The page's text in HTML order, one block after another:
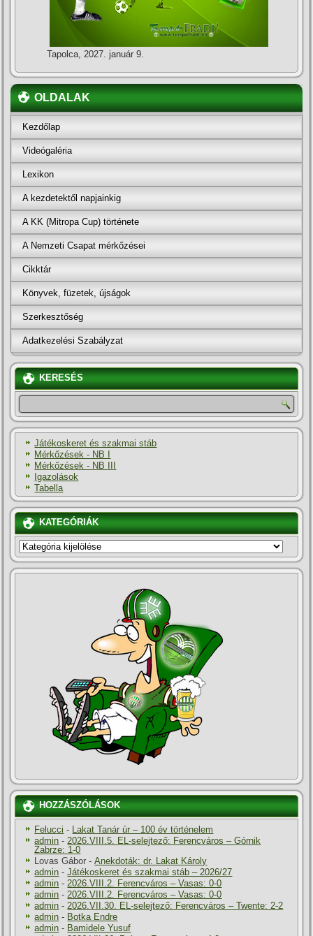
Tapolca, 2027. január 9.
OLDALAK
Kezdőlap
Videógaléria
Lexikon
A kezdetektől napjainkig
A KK (Mitropa Cup) története
A Nemzeti Csapat mérkőzései
Cikktár
Könyvek, füzetek, újságok
Szerkesztőség
Adatkezelési Szabályzat
KERESÉS
Játékoskeret és szakmai stáb
Mérkőzések - NB I
Mérkőzések - NB III
Igazolások
Tabella
KATEGÓRIÁK
KATEGÓRIÁK
HOZZÁSZÓLÁSOK
Felucci - Lakat Tanár úr – 100 év történelem
admin -2026.VIII.5. EL-selejtező: Ferencváros – Górnik
Zabrze: 1-0
Lovas Gábor -Anekdoták: dr. Lakat Károly
admin -Játékoskeret és szakmai stáb – 2026/27
admin -2026.VIII.2. Ferencváros – Vasas: 0-0
admin -2026.VIII.2. Ferencváros – Vasas: 0-0
admin -2026.VII.30. EL-selejtező: Ferencváros – Twente: 2-2
admin - Botka Endre
admin - Bamidele Yusuf